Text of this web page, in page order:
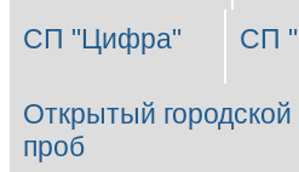
СП "Цифра" СП
Открытый
проб